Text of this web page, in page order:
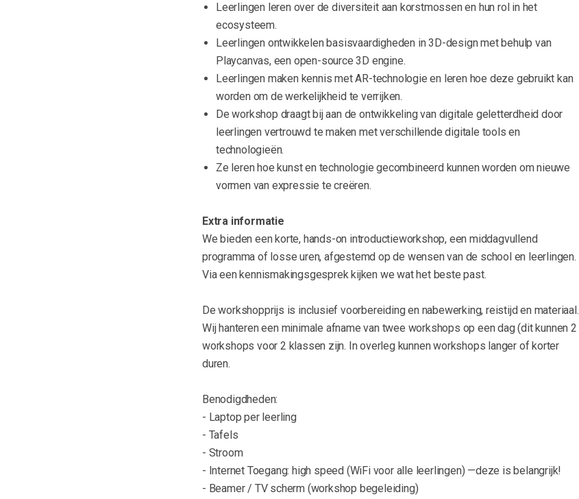
Leerlingen leren over de diversiteit aan korstmossen en hun rol in het
ecosysteem.
Leerlingen ontwikkelen basisvaardigheden in 3D-design met behulp van
Playcanvas, een open-source 3D engine.
Leerlingen maken kennis met AR-technologie en leren hoe deze gebruikt kan
worden om de werkelijkheid te verrijken.
De workshop draagt bij aan de ontwikkeling van digitale geletterdheid door
leerlingen vertrouwd te maken met verschillende digitale tools en
technologieën.
Ze leren hoe kunst en technologie gecombineerd kunnen worden om nieuwe
vormen van expressie te creëren.
Extra informatie
We bieden een korte, hands-on introductieworkshop, een middagvullend
programma of losse uren, afgestemd op de wensen van de school en leerlingen.
Via een kennismakingsgesprek kijken we wat het beste past.
De workshopprijs is inclusief voorbereiding en nabewerking, reistijd en materiaal.
Wij hanteren een minimale afname van twee workshops op een dag (dit kunnen 2
workshops voor 2 klassen zijn. In overleg kunnen workshops langer of korter
duren.
Benodigdheden:
- Laptop per leerling
- Tafels
- Stroom
- Internet Toegang: high speed (WiFi voor alle leerlingen) —deze is belangrijk!
- Beamer / TV scherm (workshop begeleiding)